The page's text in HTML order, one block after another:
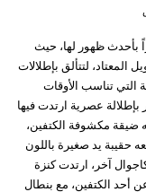
بأحدث ظهور لها، حيث
لتتألق بإطلالات
التي تناسب الأوقات
بإطلالة عصرية ارتدت فيها
ضيقة مكشوفة الكتفين،
حقيبة يد صغيرة باللون
آخر، ارتدت كنزة
أحد الكتفين، مع بنطال